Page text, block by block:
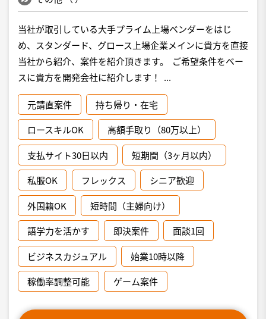
当社が取引している大手プライム上場ベンダーをはじ
め、スタンダード、グロース上場企業メインに貴方を直接
当社から紹介、案件を紹介頂きます。 ご希望条件をベー
スに貴方を開発会社に紹介します！ ...
元請直案件 持ち帰り・在宅
ロースキルOK 高額手取り（80万以上）
支払サイト30日以内 短期間（3ヶ月以内）
私服OK フレックス シニア歓迎
外国籍OK 短時間（主婦向け）
語学力を活かす 即決案件 面談1回
ビジネスカジュアル 始業10時以降
稼働率調整可能 ゲーム案件